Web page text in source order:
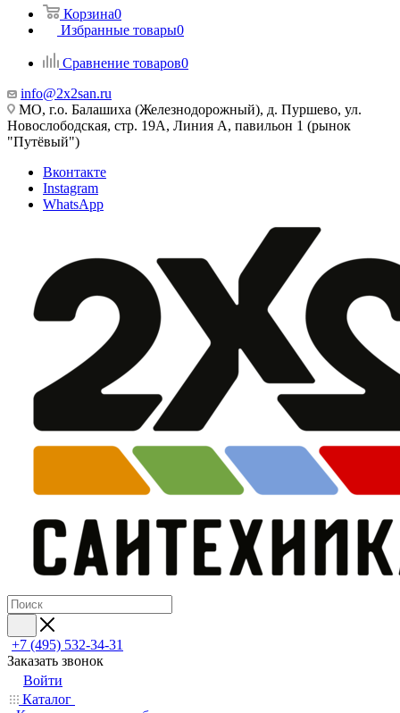
Корзина0
Избранные товары0
Сравнение товаров0
info@2x2san.ru
МО, г.о. Балашиха (Железнодорожный), д. Пуршево, ул.
Новослободская, стр. 19А, Линия А, павильон 1 (рынок
"Путёвый")
Вконтакте
Instagram
WhatsApp
+7 (495) 532‑34‑31
Заказать звонок
Войти
Каталог